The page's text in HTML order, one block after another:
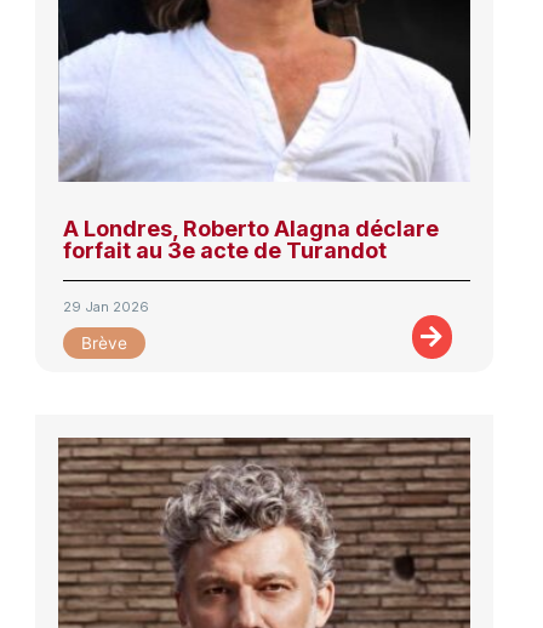
A Londres, Roberto Alagna déclare
forfait au 3e acte de Turandot
29 Jan 2026
Brève